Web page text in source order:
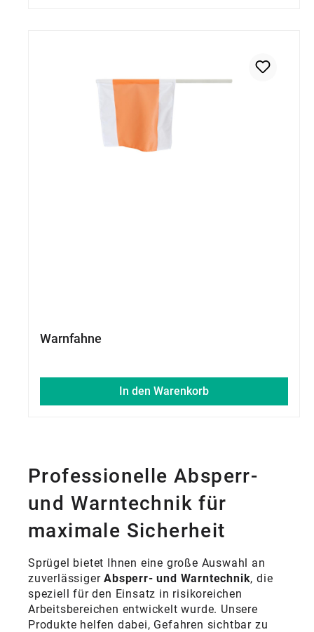
Warnfahne
In den Warenkorb
Professionelle Absperr-
und Warntechnik für
maximale Sicherheit
Sprügel bietet Ihnen eine große Auswahl an
zuverlässigerAbsperr- und Warntechnik, die
speziell für den Einsatz in risikoreichen
Arbeitsbereichen entwickelt wurde. Unsere
Produkte helfen dabei, Gefahren sichtbar zu